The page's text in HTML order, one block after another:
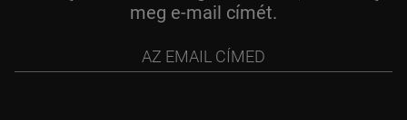
meg e-mail címét.
címed